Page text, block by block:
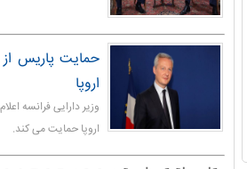
حمایت پاریس از
‌اروپا
وزیر دارایی فرانسه
‌اروپا حمایت می کند.